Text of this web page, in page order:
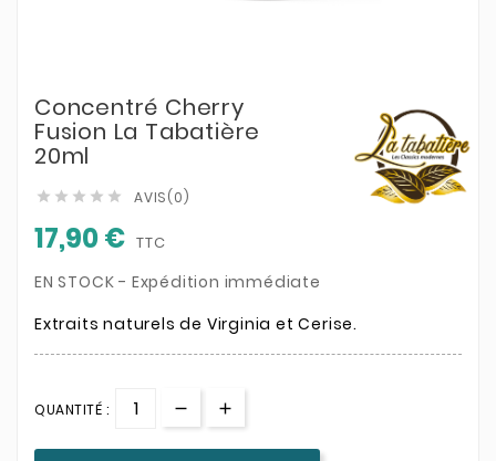
Concentré Cherry
Fusion La Tabatière
20ml
     AVIS(0)
17,90 € TTC
EN STOCK - Expédition immédiate
Extraits naturels de Virginia et Cerise.
QUANTITÉ :